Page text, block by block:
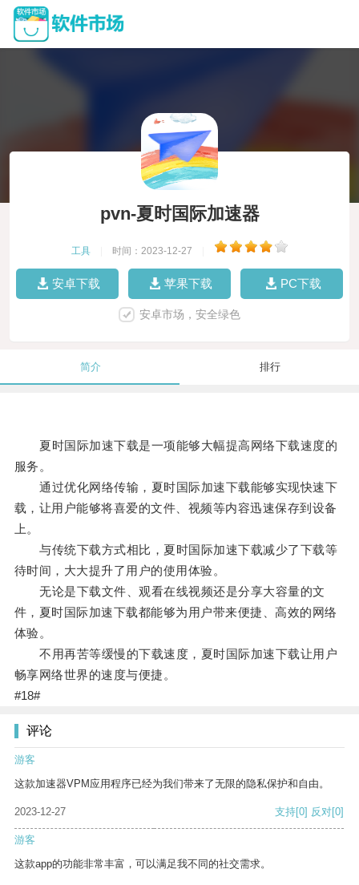
pvn-夏时国际加速器
工具 时间：2023-12-27
安卓下载 苹果下载 PC下载
安卓市场，安全绿色
简介 排行
夏时国际加速下载是一项能够大幅提高网络下载速度的
服务。
通过优化网络传输，夏时国际加速下载能够实现快速下
载，让用户能够将喜爱的文件、视频等内容迅速保存到设备
上。
与传统下载方式相比，夏时国际加速下载减少了下载等
待时间，大大提升了用户的使用体验。
无论是下载文件、观看在线视频还是分享大容量的文
件，夏时国际加速下载都能够为用户带来便捷、高效的网络
体验。
不用再苦等缓慢的下载速度，夏时国际加速下载让用户
畅享网络世界的速度与便捷。
#18#
评论
游客
这款加速器VPM应用程序已经为我们带来了无限的隐私保护和自由。
2023-12-27 支持[0] 反对[0]
游客
这款app的功能非常丰富，可以满足我不同的社交需求。